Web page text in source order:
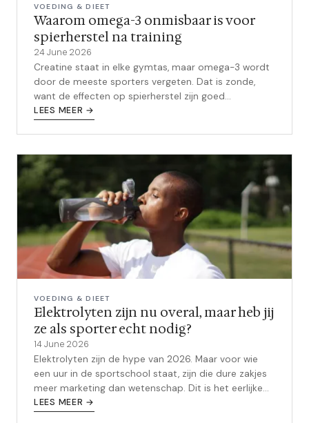
VOEDING & DIEET
Waarom omega-3 onmisbaar is voor
spierherstel na training
24 June 2026
Creatine staat in elke gymtas, maar omega-3 wordt
door de meeste sporters vergeten. Dat is zonde,
want de effecten op spierherstel zijn goed
onderbouwd door wetenschap.
LEES MEER →
VOEDING & DIEET
Elektrolyten zijn nu overal, maar heb jij
ze als sporter echt nodig?
14 June 2026
Elektrolyten zijn de hype van 2026. Maar voor wie
een uur in de sportschool staat, zijn die dure zakjes
meer marketing dan wetenschap. Dit is het eerlijke
verhaal over wanneer ze wel - en wanneer ze niet -
LEES MEER →